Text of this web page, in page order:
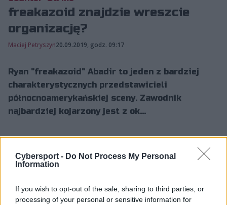
Cybersport - Do Not Process My Personal
Information
If you wish to opt-out of the sale, sharing to third parties, or
processing of your personal or sensitive information for
freakazoid znajdzie wreszcie
organizację?
Maciej Petryszyn20.09.2019, godz. 09:17
Ryan "freakazoid" Abadir to jeden z bardziej
charakterystycznych przedstawicieli
północnoamerykańskiej sceny. Zawodnik
najbardziej kojarzony jest z ok...
Ryan "freakazoid" Abadir to jeden z bardziej
charakterystycznych przedstawicieli
kojarzony jest z okresu spędzonego w Cloud9, chociaż
z organizacją tą rozstał się już ponad trzy lata temu.